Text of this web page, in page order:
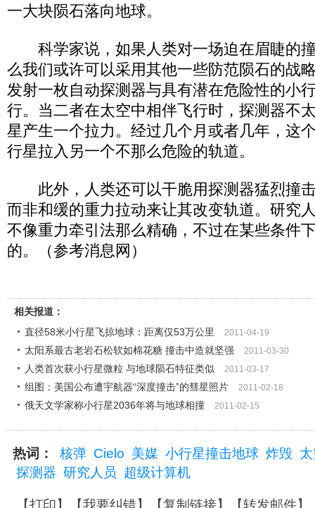
一大块陨石落向地球。
科学家说，如果人类对一场迫在眉睫的
么我们或许可以采用其他一些防范陨石的战
发射一枚自动探测器与具有潜在危险性的小
行。当二者在太空中相伴飞行时，探测器不
星产生一个拉力。经过几个月或者几年，这
行星拉入另一个不那么危险的轨道。
此外，人类还可以干脆用探测器猛烈撞
而非和缓的重力拉动来让其改变轨道。研究
不像重力牵引法那么精确，不过在某些条件
的。（参考消息网）
相关报道：
直径58米小行星飞掠地球：距离仅53万公里
2011-04-19
太阳系最古老岩石松软如棉花糖 撞击中造就坚强 2011-03-30
人类首次获小行星微粒 与地球陨石特征类似 2011-03-17
组图：美国公布遭宇航器“深度撞击”的彗星照片 2011-02-18
俄天文学家称小行星2036年将与地球相撞 2011-02-15
热词： 核弹 Cielo 美媒 小行星撞击地球 炸毁
探测器 研究人员 超级计算机
【打印】【我要纠错】【复制链接】【转发邮件】